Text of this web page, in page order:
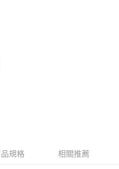
規格 相關推薦